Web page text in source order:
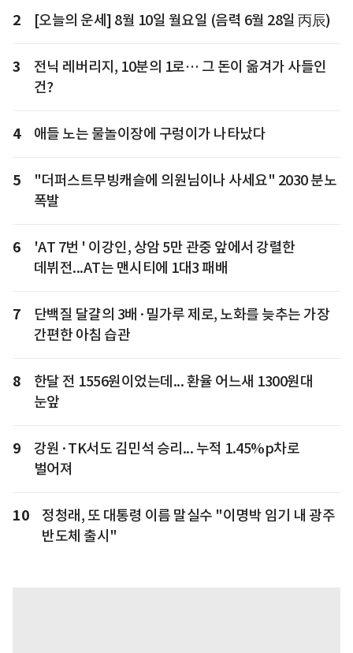
2 [오늘의 운세] 8월 10일 월요일 (음력 6월 28일 丙辰)
3
전닉 레버리지, 10분의 1로… 그 돈이 옮겨가 사들인
건?
4 애들 노는 물놀이장에 구렁이가 나타났다
5
"더퍼스트무빙캐슬에 의원님이나 사세요" 2030 분노
폭발
6
'AT 7번 ' 이강인, 상암 5만 관중 앞에서 강렬한
데뷔전...AT는 맨시티에 1대3 패배
7
단백질 달걀의 3배·밀가루 제로, 노화를 늦추는 가장
간편한 아침 습관
8
한달 전 1556원이었는데... 환율 어느새 1300원대
눈앞
9
강원·TK서도 김민석 승리... 누적 1.45%p차로
벌어져
10
정청래, 또 대통령 이름 말실수 "이명박 임기 내 광주
반도체 출시"